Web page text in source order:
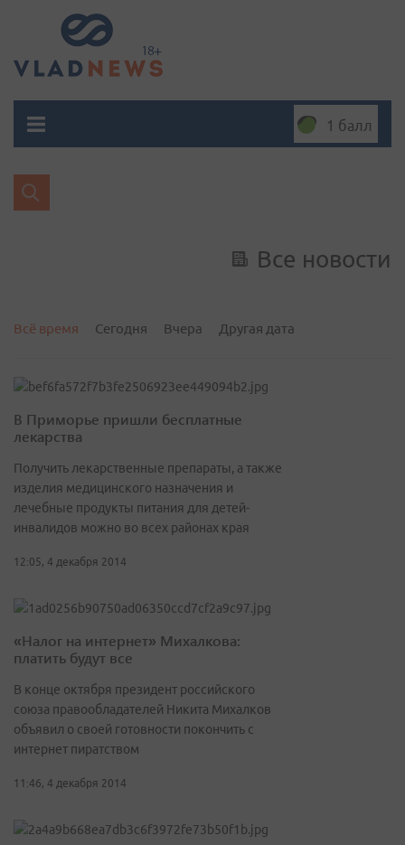
1 балл
Все новости
Всё время Сегодня Вчера Другая дата
В Приморье пришли бесплатные
лекарства
Получить лекарственные препараты, а также
изделия медицинского назначения и
лечебные продукты питания для детей-
инвалидов можно во всех районах края
12:05, 4 декабря 2014
«Налог на интернет» Михалкова:
платить будут все
В конце октября президент российского
союза правообладателей Никита Михалков
объявил о своей готовности покончить с
интернет пиратством
11:46, 4 декабря 2014